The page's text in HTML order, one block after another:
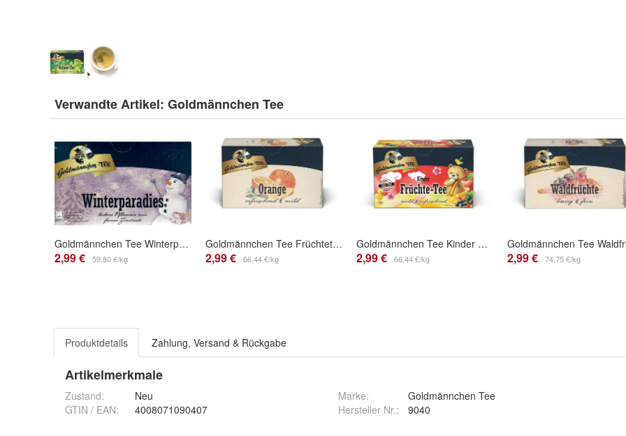
Verwandte Artikel: Goldmännchen Tee
Goldmännchen Tee Winterparadies Pflaume Zimt
2,99 € 59,80 €/kg
Goldmännchen Tee Früchtetee Orange
2,99 € 66,44 €/kg
Goldmännchen Tee Kinder Früchtetee
2,99 € 66,44 €/kg 2,99 € 74,75 €/kg
Produktdetails Zahlung, Versand & Rückgabe
Artikelmerkmale
Zustand:
Neu
GTIN / EAN:
4008071090407
Marke:
Goldmännchen Tee
Hersteller Nr.:
9040